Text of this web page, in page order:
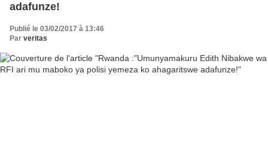
adafunze!
Publié le 03/02/2017 à 13:46
Par veritas